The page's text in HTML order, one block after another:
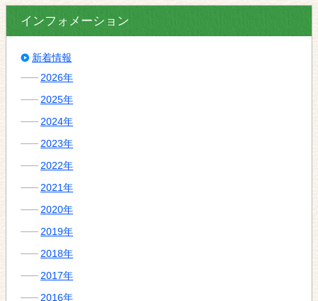
インフォメーション
新着情報
2026年
2025年
2024年
2023年
2022年
2021年
2020年
2019年
2018年
2017年
2016年